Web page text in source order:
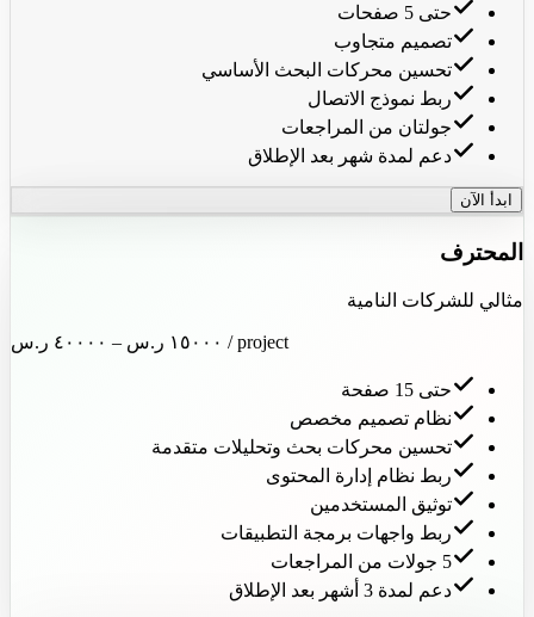
حتى 5 صفحات
تصميم متجاوب
تحسين محركات البحث الأساسي
ربط نموذج الاتصال
جولتان من المراجعات
دعم لمدة شهر بعد الإطلاق
ابدأ الآن
المحترف
مثالي للشركات النامية
١٥٠٠٠ ر.س – ٤٠٠٠٠ ر.س / project
حتى 15 صفحة
نظام تصميم مخصص
تحسين محركات بحث وتحليلات متقدمة
ربط نظام إدارة المحتوى
توثيق المستخدمين
ربط واجهات برمجة التطبيقات
5 جولات من المراجعات
دعم لمدة 3 أشهر بعد الإطلاق